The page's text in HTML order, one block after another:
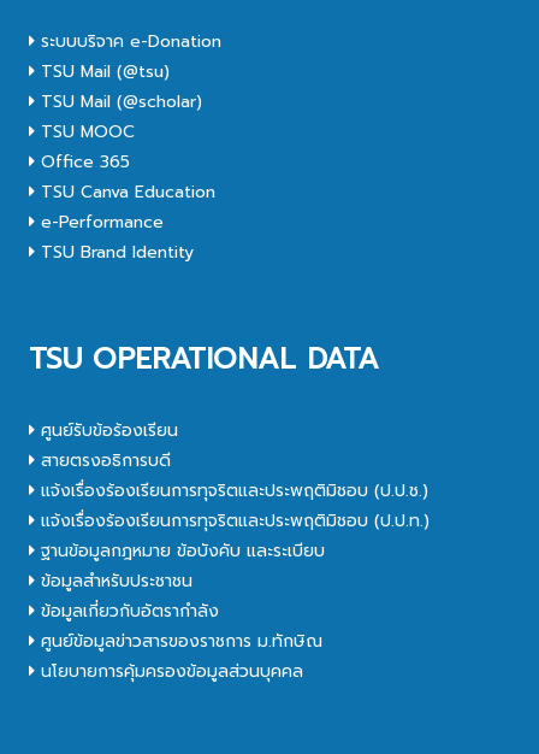
ระบบบริจาค e-Donation
TSU Mail (@tsu)
TSU Mail (@scholar)
TSU MOOC
Office 365
TSU Canva Education
e-Performance
TSU Brand Identity
TSU OPERATIONAL DATA
ศูนย์รับข้อร้องเรียน
สายตรงอธิการบดี
แจ้งเรื่องร้องเรียนการทุจริตและประพฤติมิชอบ (ป.ป.ช.)
แจ้งเรื่องร้องเรียนการทุจริตและประพฤติมิชอบ (ป.ป.ท.)
ฐานข้อมูลกฎหมาย ข้อบังคับ และระเบียบ
ข้อมูลสำหรับประชาชน
ข้อมูลเกี่ยวกับอัตรากำลัง
ศูนย์ข้อมูลข่าวสารของราชการ ม.ทักษิณ
นโยบายการคุ้มครองข้อมูลส่วนบุคคล